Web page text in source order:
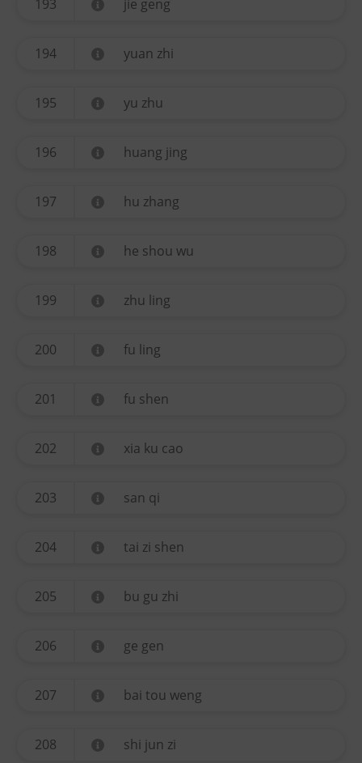
193 jie geng
194 yuan zhi
195 yu zhu
196 huang jing
197 hu zhang
198 he shou wu
199 zhu ling
200 fu ling
201 fu shen
202 xia ku cao
203 san qi
204 tai zi shen
205 bu gu zhi
206 ge gen
207 bai tou weng
208 shi jun zi